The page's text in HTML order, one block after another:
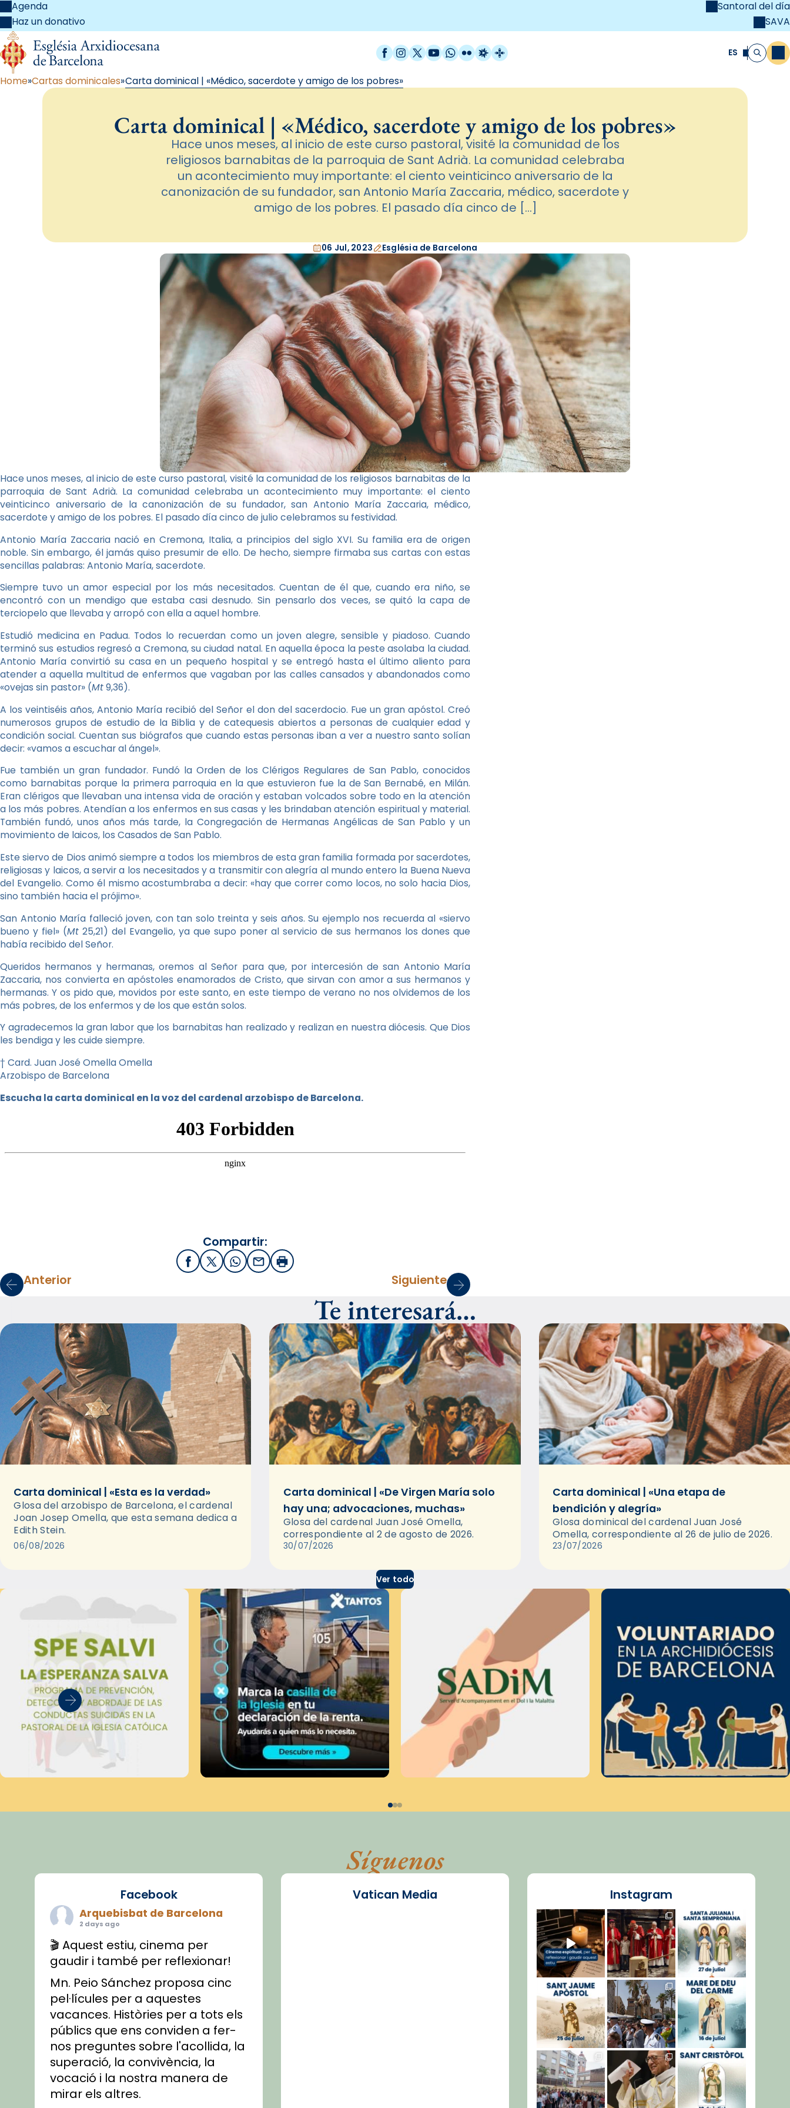
Agenda
Haz un donativo
Santoral del día
SAVA
Facebook
Instagram
X / Twitter
YouTube
WhatsApp
FlickrRadio Estel
Catalunya Cristiana ES Buscar
Home Cartas dominicales Carta dominical | «Médico, sacerdote y amigo de los pobres»
Carta dominical | «Médico, sacerdote y amigo de los pobres»
Hace unos meses, al inicio de este curso pastoral, visité la comunidad de los
religiosos barnabitas de la parroquia de Sant Adrià. La comunidad celebraba
un acontecimiento muy importante: el ciento veinticinco aniversario de la
canonización de su fundador, san Antonio María Zaccaria, médico, sacerdote y
amigo de los pobres. El pasado día cinco de […]
06 Jul, 2023 Església de Barcelona
Hace unos meses, al inicio de este curso pastoral, visité la comunidad de los religiosos barnabitas de la
parroquia de Sant Adrià. La comunidad celebraba un acontecimiento muy importante: el ciento
veinticinco aniversario de la canonización de su fundador, san Antonio María Zaccaria, médico,
sacerdote y amigo de los pobres. El pasado día cinco de julio celebramos su festividad.
Antonio María Zaccaria nació en Cremona, Italia, a principios del siglo XVI. Su familia era de origen
noble. Sin embargo, él jamás quiso presumir de ello. De hecho, siempre firmaba sus cartas con estas
sencillas palabras: Antonio María, sacerdote.
Siempre tuvo un amor especial por los más necesitados. Cuentan de él que, cuando era niño, se
encontró con un mendigo que estaba casi desnudo. Sin pensarlo dos veces, se quitó la capa de
terciopelo que llevaba y arropó con ella a aquel hombre.
Estudió medicina en Padua. Todos lo recuerdan como un joven alegre, sensible y piadoso. Cuando
terminó sus estudios regresó a Cremona, su ciudad natal. En aquella época la peste asolaba la ciudad.
Antonio María convirtió su casa en un pequeño hospital y se entregó hasta el último aliento para
atender a aquella multitud de enfermos que vagaban por las calles cansados y abandonados como
«ovejas sin pastor» (Mt9,36).
A los veintiséis años, Antonio María recibió del Señor el don del sacerdocio. Fue un gran apóstol. Creó
numerosos grupos de estudio de la Biblia y de catequesis abiertos a personas de cualquier edad y
condición social. Cuentan sus biógrafos que cuando estas personas iban a ver a nuestro santo solían
decir: «vamos a escuchar al ángel».
Fue también un gran fundador. Fundó la Orden de los Clérigos Regulares de San Pablo, conocidos
como barnabitas porque la primera parroquia en la que estuvieron fue la de San Bernabé, en Milán.
Eran clérigos que llevaban una intensa vida de oración y estaban volcados sobre todo en la atención
a los más pobres. Atendían a los enfermos en sus casas y les brindaban atención espiritual y material.
También fundó, unos años más tarde, la Congregación de Hermanas Angélicas de San Pablo y un
movimiento de laicos, los Casados de San Pablo.
Este siervo de Dios animó siempre a todos los miembros de esta gran familia formada por sacerdotes,
religiosas y laicos, a servir a los necesitados y a transmitir con alegría al mundo entero la Buena Nueva
del Evangelio. Como él mismo acostumbraba a decir: «hay que correr como locos, no solo hacia Dios,
sino también hacia el prójimo».
San Antonio María falleció joven, con tan solo treinta y seis años. Su ejemplo nos recuerda al «siervo
bueno y fiel» (Mt 25,21) del Evangelio, ya que supo poner al servicio de sus hermanos los dones que
había recibido del Señor.
Queridos hermanos y hermanas, oremos al Señor para que, por intercesión de san Antonio María
Zaccaria, nos convierta en apóstoles enamorados de Cristo, que sirvan con amor a sus hermanos y
hermanas. Y os pido que, movidos por este santo, en este tiempo de verano no nos olvidemos de los
más pobres, de los enfermos y de los que están solos.
Y agradecemos la gran labor que los barnabitas han realizado y realizan en nuestra diócesis. Que Dios
les bendiga y les cuide siempre.
† Card. Juan José Omella Omella
Arzobispo de Barcelona
Escucha la carta dominical en la voz del cardenal arzobispo de Barcelona.
Compartir:
FacebookX / Twitter
WhatsApp
EmailImprimir
Anterior Siguiente
Te interesará…
Carta dominical | «Esta es la verdad»
Glosa del arzobispo de Barcelona, el cardenal
Joan Josep Omella, que esta semana dedica a
Edith Stein.
06/08/2026
Carta dominical | «De Virgen María solo
hay una; advocaciones, muchas»
Glosa del cardenal Juan José Omella,
correspondiente al 2 de agosto de 2026.
30/07/2026
Carta dominical | «Una etapa de
bendición y alegría»
Glosa dominical del cardenal Juan José
Omella, correspondiente al 26 de julio de 2026.
23/07/2026
Ver todo
Síguenos
Facebook
Arquebisbat de Barcelona
2 days ago
🎬 Aquest estiu, cinema per
gaudir i també per reflexionar!
Mn. Peio Sánchez proposa cinc
pel·lícules per a aquestes
vacances. Històries per a tots els
públics que ens conviden a fer-
nos preguntes sobre l'acollida, la
superació, la convivència, la
vocació i la nostra manera de
mirar els altres.
Vatican Media Instagram